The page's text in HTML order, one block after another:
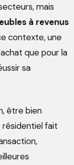
mais
à revenus
contexte, une
que pour la
sa
être bien
résidentiel fait